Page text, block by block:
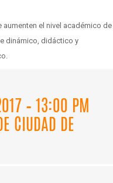
el nivel académico de
dinámico, didáctico y
– 13:00 PM
CIUDAD DE